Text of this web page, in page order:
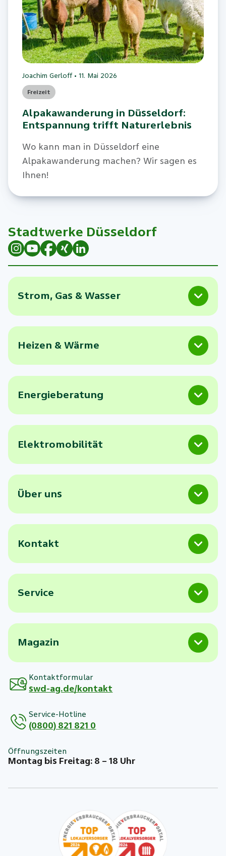
Joachim Gerloff• 11. Mai 2026
Freizeit
Alpakawanderung in Düsseldorf:
Entspannung trifft Naturerlebnis
Wo kann man in Düsseldorf eine
Alpakawanderung machen? Wir sagen es
Ihnen!
Stadtwerke Düsseldorf
Strom, Gas & Wasser
Heizen & Wärme
Energieberatung
Elektromobilität
Über uns
Kontakt
Service
Magazin
Kontaktformular
swd-ag.de/kontakt
Service-Hotline
(0800) 821 821 0
Öffnungszeiten
Montag bis Freitag: 8 – 18 Uhr